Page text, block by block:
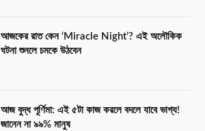
আজকের রাত কেন ‘Miracle Night’? এই অলৌকিক
ঘটনা শুনলে চমকে উঠবেন
আজ বুদ্ধ পূর্ণিমা: এই ৫টা কাজ করলে বদলে যাবে ভাগ্য!
জানেন না ৯৯% মানুষ